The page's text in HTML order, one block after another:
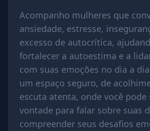
Acompanho mulheres que
ansiedade, estresse,
excesso de autocrítica,
fortalecer a autoestima e a
com suas emoções no dia a
um espaço seguro, de
escuta atenta, onde você pode
vontade para falar sobre suas
compreender seus desafios